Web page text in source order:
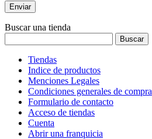
Buscar una tienda
Tiendas
Indice de productos
Menciones Legales
Condiciones generales de compra
Formulario de contacto
Acceso de tiendas
Cuenta
Abrir una franquicia